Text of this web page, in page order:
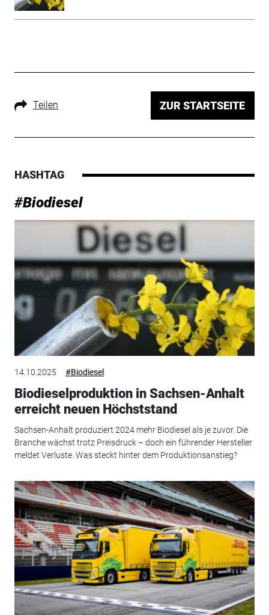
Teilen ZUR STARTSEITE
HASHTAG
#Biodiesel
14.10.2025 #Biodiesel
Biodieselproduktion in Sachsen-Anhalt
erreicht neuen Höchststand
Sachsen-Anhalt produziert 2024 mehr Biodiesel als je zuvor. Die
Branche wächst trotz Preisdruck – doch ein führender Hersteller
meldet Verluste. Was steckt hinter dem Produktionsanstieg?